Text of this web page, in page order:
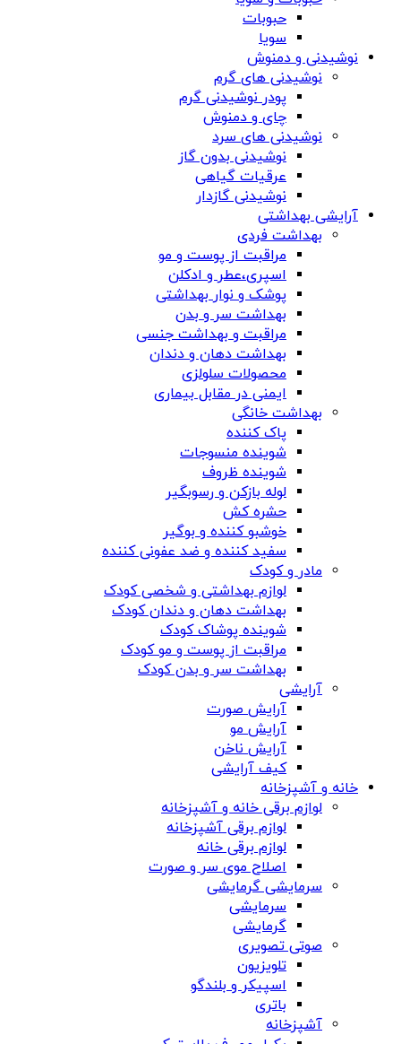
حبوبات
سویا
نوشیدنی و دمنوش
نوشیدنی های گرم
پودر نوشیدنی گرم
چای و دمنوش
نوشیدنی های سرد
نوشیدنی بدون گاز
عرقیات گیاهی
نوشیدنی گازدار
آرایشی بهداشتی
بهداشت فردی
مراقبت از پوست و مو
اسپری،عطر و ادکلن
پوشک و نوار بهداشتی
بهداشت سر و بدن
مراقبت و بهداشت جنسی
بهداشت دهان و دندان
محصولات سلولزی
ایمنی در مقابل بیماری
بهداشت خانگی
پاک کننده
شوینده منسوجات
شوینده ظروف
لوله بازکن و رسوبگیر
حشره کش
خوشبو کننده و بوگیر
سفید کننده و ضد عفونی کننده
مادر و کودک
لوازم بهداشتی و شخصی کودک
بهداشت دهان و دندان کودک
شوینده پوشاک کودک
مراقبت از پوست و مو کودک
بهداشت سر و بدن کودک
آرایشی
آرایش صورت
آرایش مو
آرایش ناخن
کیف آرایشی
خانه و آشپزخانه
لوازم برقی خانه و آشپزخانه
لوازم برقی آشپزخانه
لوازم برقی خانه
اصلاح موی سر و صورت
سرمایشی گرمایشی
سرمایشی
گرمایشی
صوتی تصویری
تلویزیون
اسپیکر و بلندگو
باتری
آشپزخانه